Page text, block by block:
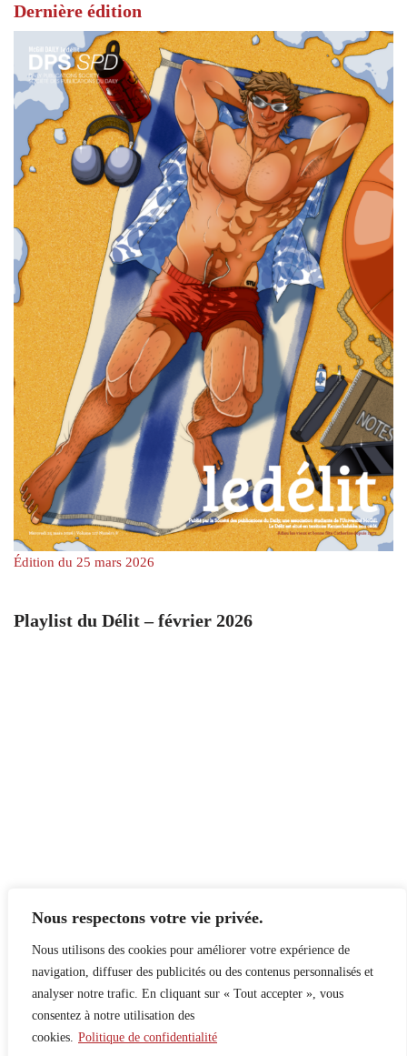
Nous respectons votre vie privée.
Nous utilisons des cookies pour améliorer votre expérience de
navigation, diffuser des publicités ou des contenus personnalisés et
analyser notre trafic. En cliquant sur « Tout accepter », vous
consentez à notre utilisation des
cookies. Politique de confidentialité
Dernière édition
Édition du 25 mars 2026
Playlist du Délit – février 2026